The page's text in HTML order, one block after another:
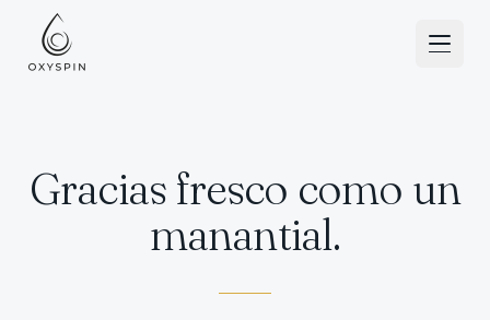
Ir al contenido
Gracias fresco como un
manantial.